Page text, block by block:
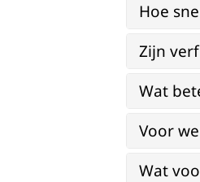
Hoe
Zijn
Wat
Voor
Wat